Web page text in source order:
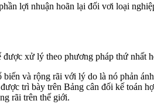
lợi nhuận hoãn lại đối vơi loại
xử lý theo phương pháp thứ nhất
và rộng rãi với lý do là nó phản
trì bày trên Bảng cân đối kế toán
rãi trên thế giới.